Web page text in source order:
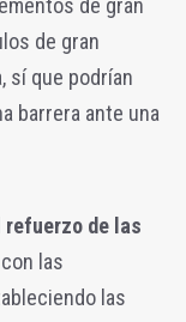
de gran
sí que podrían
barrera ante una
refuerzo de las
con las
las